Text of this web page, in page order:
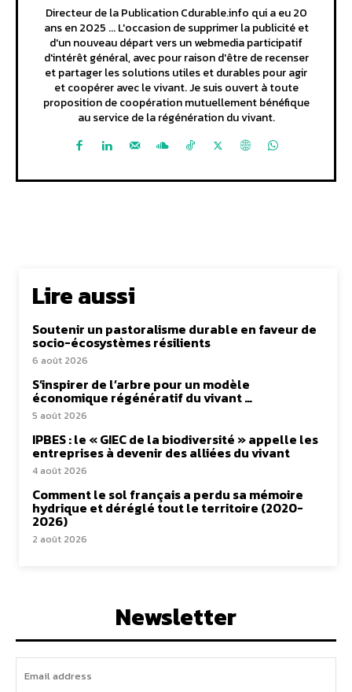
Directeur de la Publication Cdurable.info qui a eu 20
ans en 2025 ... L'occasion de supprimer la publicité et
d'un nouveau départ vers un webmedia participatif
d'intérêt général, avec pour raison d'être de recenser
et partager les solutions utiles et durables pour agir
et coopérer avec le vivant. Je suis ouvert à toute
proposition de coopération mutuellement bénéfique
au service de la régénération du vivant.
Lire aussi
Soutenir un pastoralisme durable en faveur de
socio-écosystèmes résilients
6 août 2026
S’inspirer de l’arbre pour un modèle
économique régénératif du vivant …
5 août 2026
IPBES : le « GIEC de la biodiversité » appelle les
entreprises à devenir des alliées du vivant
4 août 2026
Comment le sol français a perdu sa mémoire
hydrique et déréglé tout le territoire (2020-
2026)
2 août 2026
Newsletter